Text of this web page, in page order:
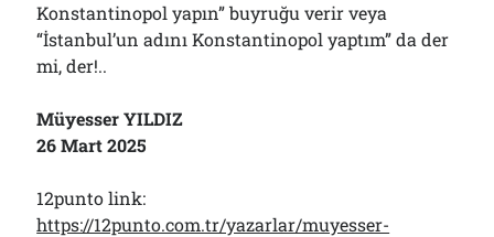
Konstantinopol yapın” buyruğu verir veya
“İstanbul’un adını Konstantinopol yaptım” da der
mi, der!..
Müyesser YILDIZ
26 Mart 2025
12punto link:
https://12punto.com.tr/yazarlar/muyesser-